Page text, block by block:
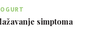
simptoma